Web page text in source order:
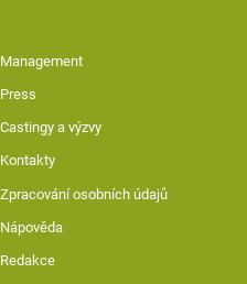
Management
Press
Castingy a výzvy
Kontakty
Zpracování osobních údajů
Nápověda
Redakce